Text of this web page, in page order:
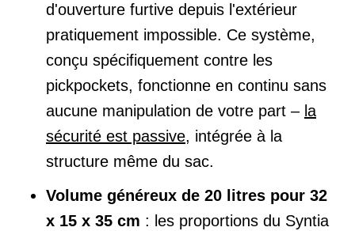
d'ouverture furtive depuis l'extérieur
pratiquement impossible. Ce système,
conçu spécifiquement contre les
pickpockets, fonctionne en continu sans
aucune manipulation de votre part – la
sécurité est passive, intégrée à la
structure même du sac.
Volume généreux de 20 litres pour 32
x 15 x 35 cm : les proportions du Syntia